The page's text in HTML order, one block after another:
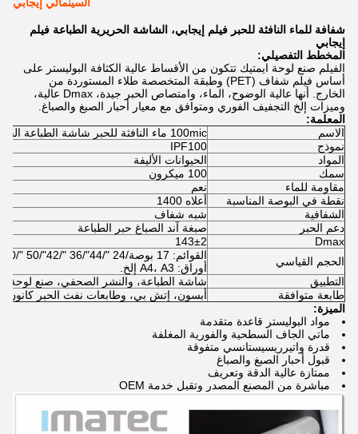
شفافة للماء النافثة للحبر فيلم إيجابي، الشاشة الحريرية الطباعة فيلم
إيجابي
المخطط التفصيلي:
الفيلم صنع لوحة ايمتيك تتكون من الأقساط عالية الكثافة البوليستر على
أساس فيلم شفاف (PET) وطبقة المتخصصة طلاء المستوردة من
الخارج. أنها عالية الوضوح، الماء، وامتصاص الحبر جيدة، Dmax عالية،
وميزات إلخ التجفيف الفوري ومتوافق مع معيار أحبار الصبغ والصباغ.
المعلمة:
الاسم
100mic ماء النافثة للحبر شاشة الطباعة الفيلم
نموذج
IPF100
المواد
الحيوانات الأليفة
سمك
100 ميكرون
مقاومة للماء
نعم
نقطة في البوصة المناسبة
أعلاه 1400
الشفافية
شبه شفاف
دعم الحبر
صبغة آند الصباغ حبر الطباعة
Dmax
143±2
الحجم القياسي
القوائم: 17 بوصة/24 "/44"/36 "/42"/50 "/60" x 30 م
أوراق: A4، A3 إلخ.
التطبيق
شاشة الطباعة، والنشر الصحفي، صنع لوحة،
طابعة متوافقة
أبسون، إتش بي، وطابعات نفث الحبر كانون
الميزة:
مواد البوليستر قاعدة متقدمة
ماتي الجاف السطحية والفورية المغلفة
قدرة واتيرريسيستانسي متفوقة
قبول أحبار الصبغ والصباغ
ممتازة عالية الدقة وتعريف
مباشرة من المصنع المصدر وتقبل خدمة OEM